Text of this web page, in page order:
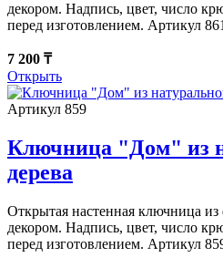
декором. Надпись, цвет, число
перед изготовлением. Артикул
7 200 ₸
Открыть
Артикул 859
Ключница "Дом" из
дерева
Открытая настенная ключница
декором. Надпись, цвет, число
перед изготовлением. Артикул